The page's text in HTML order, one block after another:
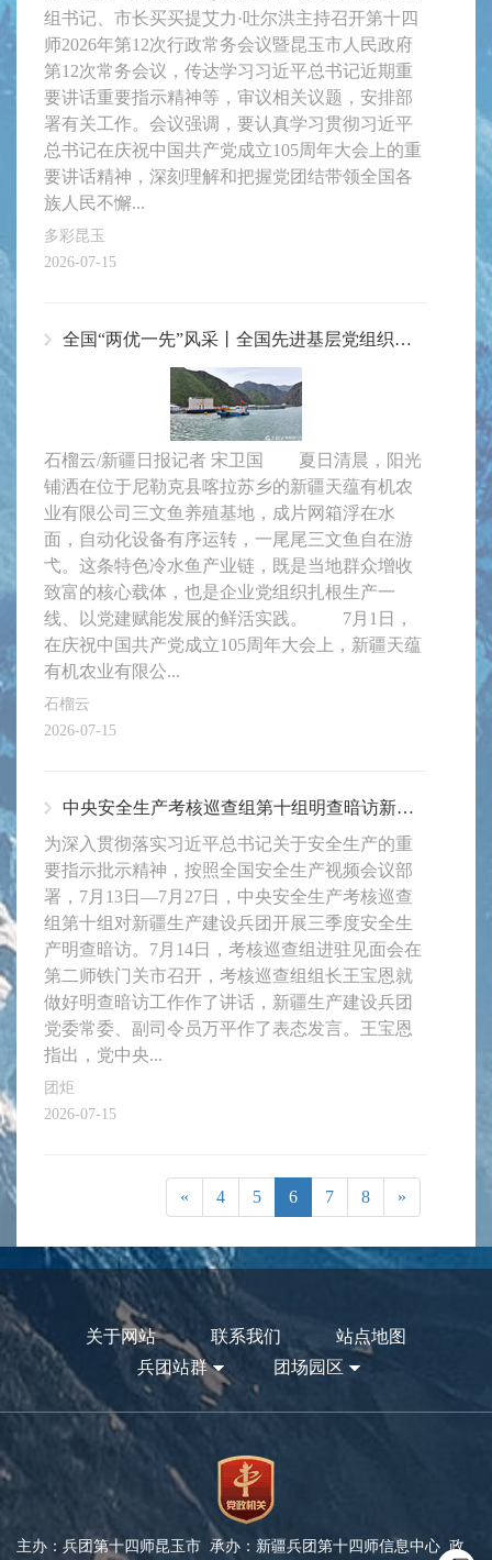
组书记、市长买买提艾力·吐尔洪主持召开第十四
师2026年第12次行政常务会议暨昆玉市人民政府
第12次常务会议，传达学习习近平总书记近期重
要讲话重要指示精神等，审议相关议题，安排部
署有关工作。会议强调，要认真学习贯彻习近平
总书记在庆祝中国共产党成立105周年大会上的重
要讲话精神，深刻理解和把握党团结带领全国各
族人民不懈...
多彩昆玉
2026-07-15
全国“两优一先”风采丨全国先进基层党组织新疆天蕴有机农业有限公司党支部：把支部建在产业链上
石榴云/新疆日报记者 宋卫国 夏日清晨，阳光
铺洒在位于尼勒克县喀拉苏乡的新疆天蕴有机农
业有限公司三文鱼养殖基地，成片网箱浮在水
面，自动化设备有序运转，一尾尾三文鱼自在游
弋。这条特色冷水鱼产业链，既是当地群众增收
致富的核心载体，也是企业党组织扎根生产一
线、以党建赋能发展的鲜活实践。 7月1日，
在庆祝中国共产党成立105周年大会上，新疆天蕴
有机农业有限公...
石榴云
2026-07-15
中央安全生产考核巡查组第十组明查暗访新疆生产建设兵团见面会在第二师铁门关市召开
为深入贯彻落实习近平总书记关于安全生产的重
要指示批示精神，按照全国安全生产视频会议部
署，7月13日—7月27日，中央安全生产考核巡查
组第十组对新疆生产建设兵团开展三季度安全生
产明查暗访。7月14日，考核巡查组进驻见面会在
第二师铁门关市召开，考核巡查组组长王宝恩就
做好明查暗访工作作了讲话，新疆生产建设兵团
党委常委、副司令员万平作了表态发言。王宝恩
指出，党中央...
团炬
2026-07-15
« 4 5 6 7 8 »
关于网站 联系我们
站点地图
兵团站群
团场园区
主办：兵团第十四师昆玉市 承办：新疆兵团第十四师信息中心 政